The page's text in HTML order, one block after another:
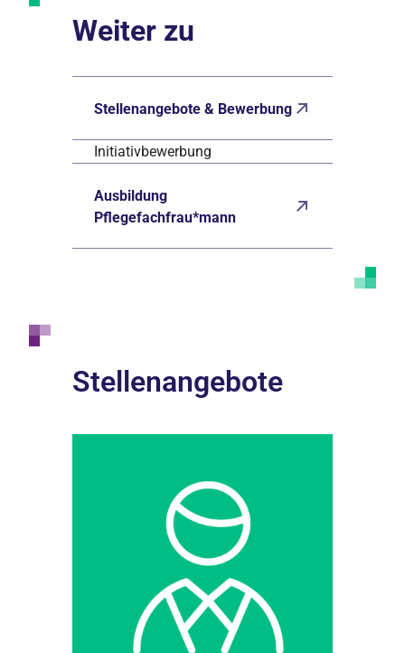
Weiter zu
Stellenangebote & Bewerbung
Initiativbewerbung
Ausbildung
Pflegefachfrau*mann
Stellenangebote